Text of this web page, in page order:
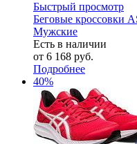
Быстрый просмотр
Беговые кроссовки
Мужские
Есть в наличии
от 6 168 руб.
Подробнее
40%